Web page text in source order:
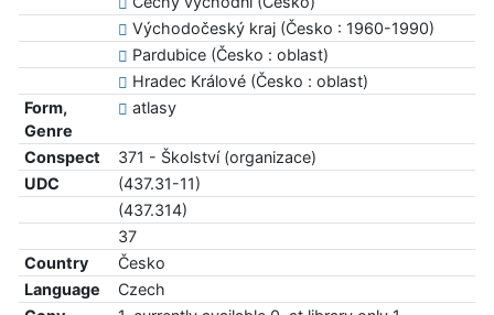
Východočeský kraj (Česko : 1960-1990)
Pardubice (Česko : oblast)
Hradec Králové (Česko : oblast)
Form,
Genre
atlasy
Conspect
371 - Školství (organizace)
UDC
(437.31-11)
(437.314)
37
Country
Česko
Language
Czech